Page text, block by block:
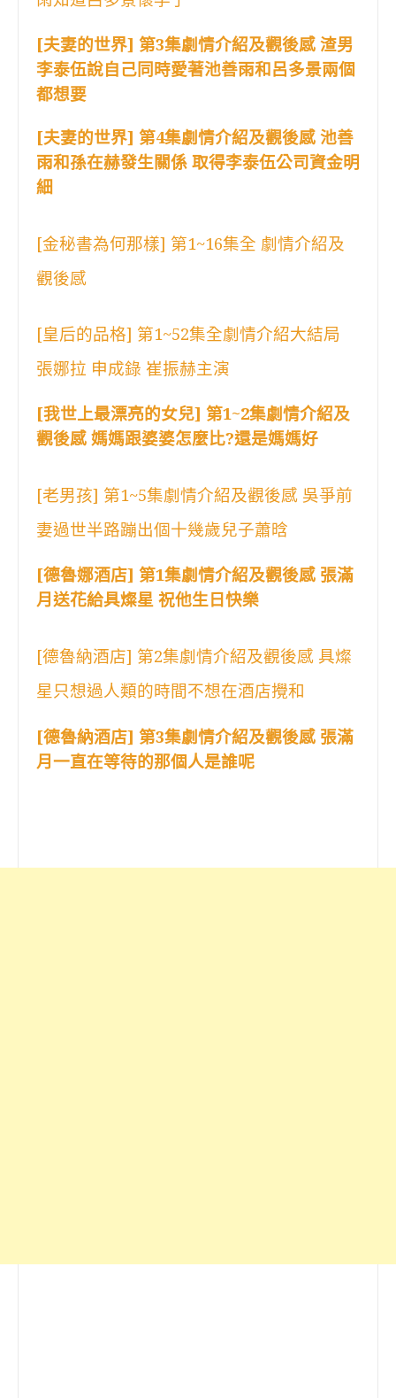
[夫妻的世界] 第3集劇情介紹及觀後感 渣男
李泰伍說自己同時愛著池善雨和呂多景兩個
都想要
[夫妻的世界] 第4集劇情介紹及觀後感 池善
雨和孫在赫發生關係 取得李泰伍公司資金明
細
[金秘書為何那樣] 第1~16集全 劇情介紹及
觀後感
[皇后的品格] 第1~52集全劇情介紹大結局
張娜拉 申成錄 崔振赫主演
[我世上最漂亮的女兒] 第1~2集劇情介紹及
觀後感 媽媽跟婆婆怎麼比?還是媽媽好
[老男孩] 第1~5集劇情介紹及觀後感 吳爭前
妻過世半路蹦出個十幾歲兒子蕭晗
[德魯娜酒店] 第1集劇情介紹及觀後感 張滿
月送花給具燦星 祝他生日快樂
[德魯納酒店] 第2集劇情介紹及觀後感 具燦
星只想過人類的時間不想在酒店攪和
[德魯納酒店] 第3集劇情介紹及觀後感 張滿
月一直在等待的那個人是誰呢